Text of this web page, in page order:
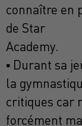
connaître en
de Star
Academy.
▪ Durant sa
la
critiques car
forcément